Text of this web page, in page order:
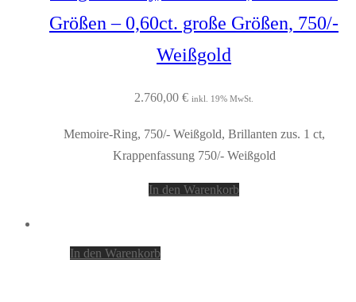
Größen – 0,60ct. große Größen, 750/-
Weißgold
2.760,00 € inkl. 19% MwSt.
Memoire-Ring, 750/- Weißgold, Brillanten zus. 1 ct,
Krappenfassung 750/- Weißgold
In den Warenkorb
In den Warenkorb